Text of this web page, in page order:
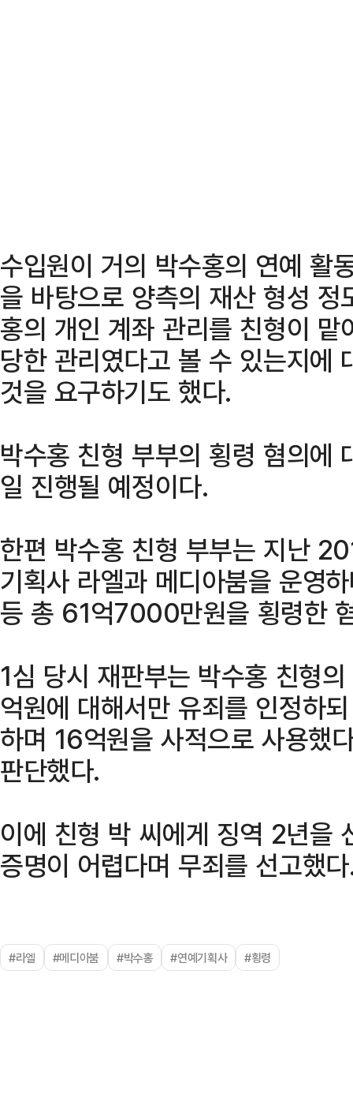
수입원이 거의 박수홍의 연예 활
을 바탕으로 양측의 재산 형성
홍의 개인 계좌 관리를 친형이
당한 관리였다고 볼 수 있는지에
것을 요구하기도 했다.
박수홍 친형 부부의 횡령 혐의
일 진행될 예정이다.
한편 박수홍 친형 부부는 지난
기획사 라엘과 메디아붐을 운영
등 총 61억7000만원을 횡령한
1심 당시 재판부는 박수홍 친형
억원에 대해서만 유죄를 인정하
하며 16억원을 사적으로 사용했
판단했다.
이에 친형 박 씨에게 징역 2년을
증명이 어렵다며 무죄를 선고했
#라엘 #메디아붐 #박수홍 #연예기획사 #횡령